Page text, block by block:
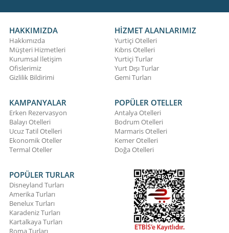
HAKKIMIZDA
Hakkımızda
Müşteri Hizmetleri
Kurumsal İletişim
Ofislerimiz
Gizlilik Bildirimi
HİZMET ALANLARIMIZ
Yurtiçi Otelleri
Kıbrıs Otelleri
Yurtiçi Turlar
Yurt Dışı Turlar
Gemi Turları
KAMPANYALAR
Erken Rezervasyon
Balayı Otelleri
Ucuz Tatil Otelleri
Ekonomik Oteller
Termal Oteller
POPÜLER OTELLER
Antalya Otelleri
Bodrum Otelleri
Marmaris Otelleri
Kemer Otelleri
Doğa Otelleri
POPÜLER TURLAR
Disneyland Turları
Amerika Turları
Benelux Turları
Karadeniz Turları
Kartalkaya Turları
Roma Turları